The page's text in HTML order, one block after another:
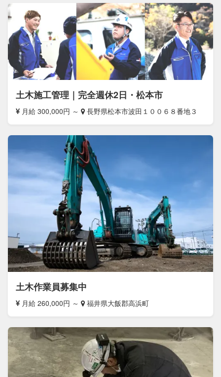
土木施工管理｜完全週休2日・松本市
月給 300,000円 ～ 長野県松本市波田１００６８番地３
土木作業員募集中
月給 260,000円 ～ 福井県大飯郡高浜町